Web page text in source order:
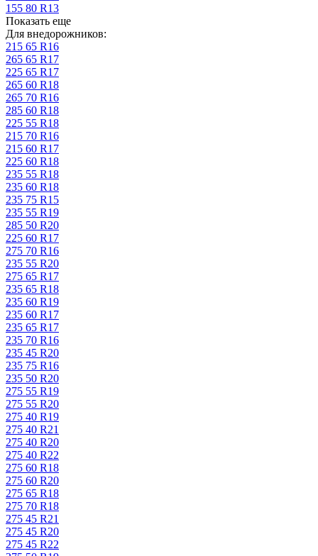
155 80 R13
Показать еще
Для внедорожников:
215 65 R16
265 65 R17
225 65 R17
265 60 R18
265 70 R16
285 60 R18
225 55 R18
215 70 R16
215 60 R17
225 60 R18
235 55 R18
235 60 R18
235 75 R15
235 55 R19
285 50 R20
225 60 R17
275 70 R16
235 55 R20
275 65 R17
235 65 R18
235 60 R19
235 60 R17
235 65 R17
235 70 R16
235 45 R20
235 75 R16
235 50 R20
275 55 R19
275 55 R20
275 40 R19
275 40 R21
275 40 R20
275 40 R22
275 60 R18
275 60 R20
275 65 R18
275 70 R18
275 45 R21
275 45 R20
275 45 R22